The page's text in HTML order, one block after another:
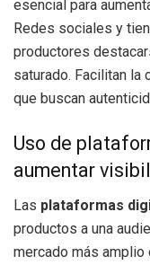
esencial para
Redes sociales y
productores
saturado. Facilitan la
que buscan
Uso de
aumentar
Las plataformas
productos a una
mercado más amplio